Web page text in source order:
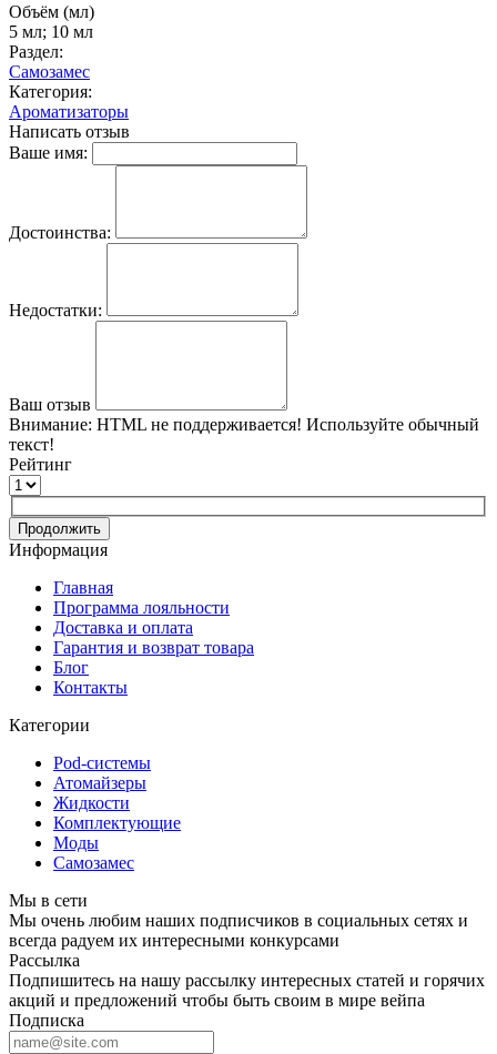
Объём (мл)
5 мл; 10 мл
Раздел:
Самозамес
Категория:
Ароматизаторы
Написать отзыв
Ваше имя:
Достоинства:
Недостатки:
Ваш отзыв
Внимание: HTML не поддерживается! Используйте обычный
текст!
Рейтинг
Продолжить
Информация
Главная
Программа лояльности
Доставка и оплата
Гарантия и возврат товара
Блог
Контакты
Категории
Pod-системы
Атомайзеры
Жидкости
Комплектующие
Моды
Самозамес
Мы в сети
Мы очень любим наших подписчиков в социальных сетях и
всегда радуем их интересными конкурсами
Рассылка
Подпишитесь на нашу рассылку интересных статей и горячих
акций и предложений чтобы быть своим в мире вейпа
Подписка